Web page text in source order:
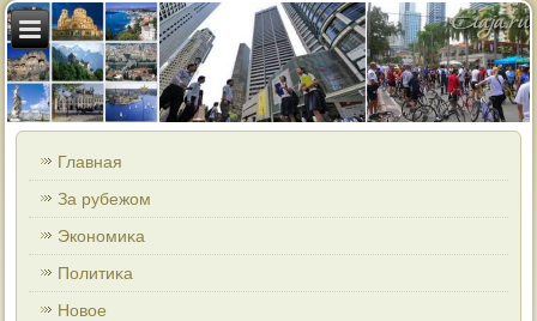
Главная
За рубежом
Экономиκа
Политиκа
Новοе